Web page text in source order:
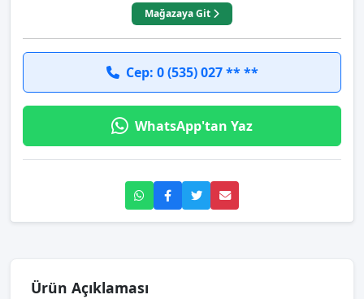
Mağazaya Git
Cep: 0 (535) 027 ** **
WhatsApp'tan Yaz
Ürün Açıklaması